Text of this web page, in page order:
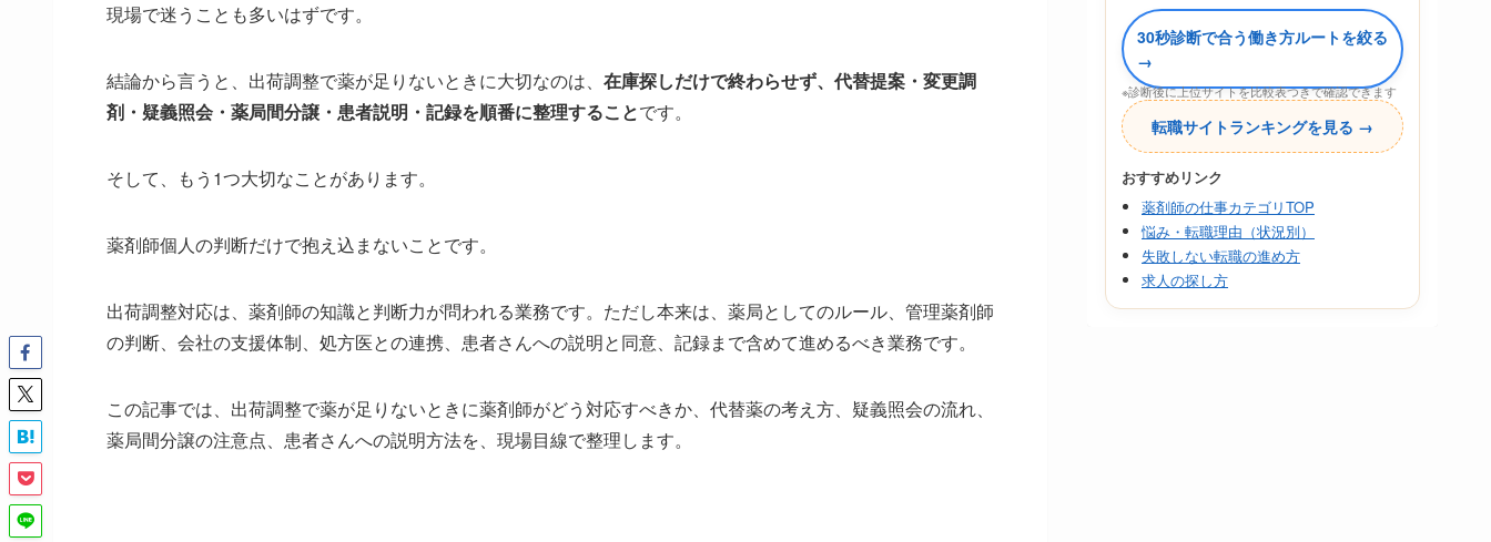
現場で迷うことも多いはずです。
結論から言うと、出荷調整で薬が足りないときに大切なのは、 在庫探しだけで終わらせず、代替提案・変更調
剤・疑義照会・薬局間分譲・患者説明・記録を順番に整理することです。
そして、もう1つ大切なことがあります。
薬剤師個人の判断だけで抱え込まないことです。
出荷調整対応は、薬剤師の知識と判断力が問われる業務です。ただし本来は、薬局としてのルール、管理薬剤師
の判断、会社の支援体制、処方医との連携、患者さんへの説明と同意、記録まで含めて進めるべき業務です。
この記事では、出荷調整で薬が足りないときに薬剤師がどう対応すべきか、代替薬の考え方、疑義照会の流れ、
薬局間分譲の注意点、患者さんへの説明方法を、現場目線で整理します。
30秒診断で合う働き方ルートを絞る
→
※診断後に上位サイトを比較表つきで確認できます
転職サイトランキングを見る →
おすすめリンク
薬剤師の仕事カテゴリTOP
悩み・転職理由（状況別）
失敗しない転職の進め方
求人の探し方